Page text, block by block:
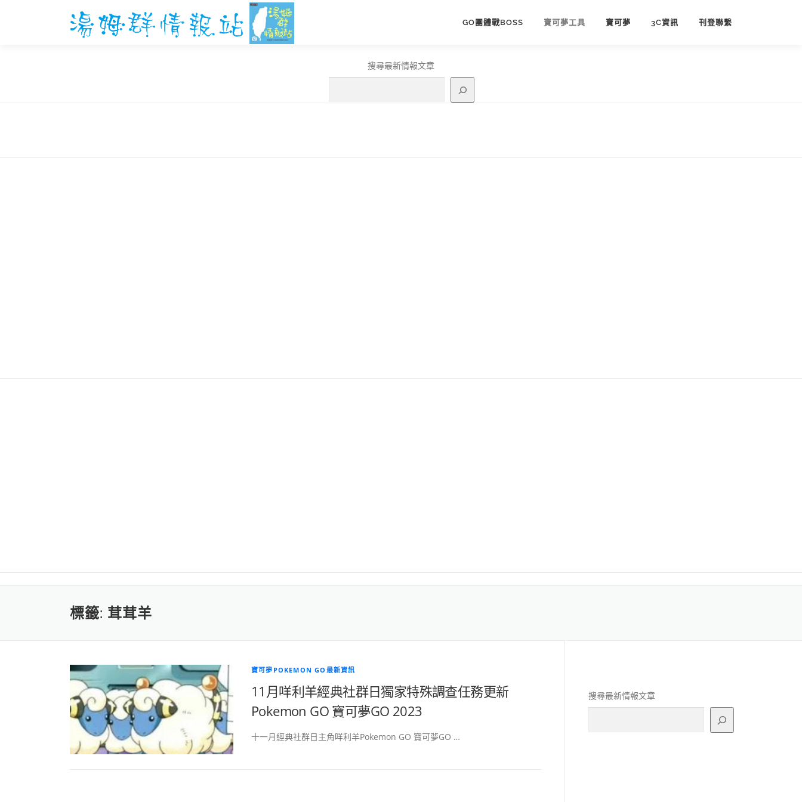
GO團體戰BOSS 寶可夢工具 寶可夢 3C資訊 刊登聯繫
搜尋最新情報文章
標籤: 茸茸羊
寶可夢POKEMON GO最新資訊
11月咩利羊經典社群日獨家特殊調查任務更新
Pokemon GO 寶可夢GO 2023
十一月經典社群日主角咩利羊Pokemon GO 寶可夢GO …
搜尋最新情報文章